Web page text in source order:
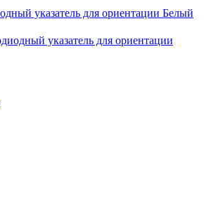
указатель для ориентации Белый